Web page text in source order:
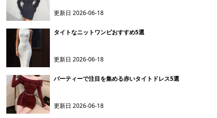
更新日2026-06-18
タイトなニットワンピおすすめ5選
更新日2026-06-18
パーティーで注目を集める赤いタイトドレス5選
更新日2026-06-18